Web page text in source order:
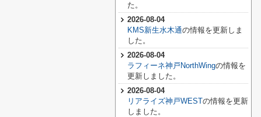
た。
2026-08-04
KMS新生水木通の情報を更新しま
した。
2026-08-04
ラフィーネ神戸NorthWingの情報を
更新しました。
2026-08-04
リアライズ神戸WESTの情報を更新
しました。